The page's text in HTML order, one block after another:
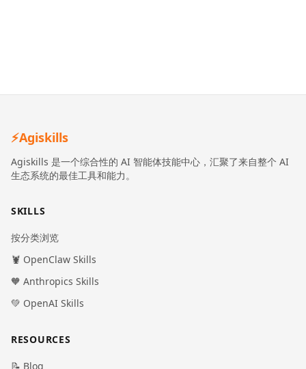
⚡Agiskills
Agiskills 是一个综合性的 AI 智能体技能中心，汇聚了来自整个 AI
生态系统的最佳工具和能力。
SKILLS
按分类浏览
🦞 OpenClaw Skills
🧡 Anthropics Skills
💚 OpenAI Skills
RESOURCES
📝 Blog